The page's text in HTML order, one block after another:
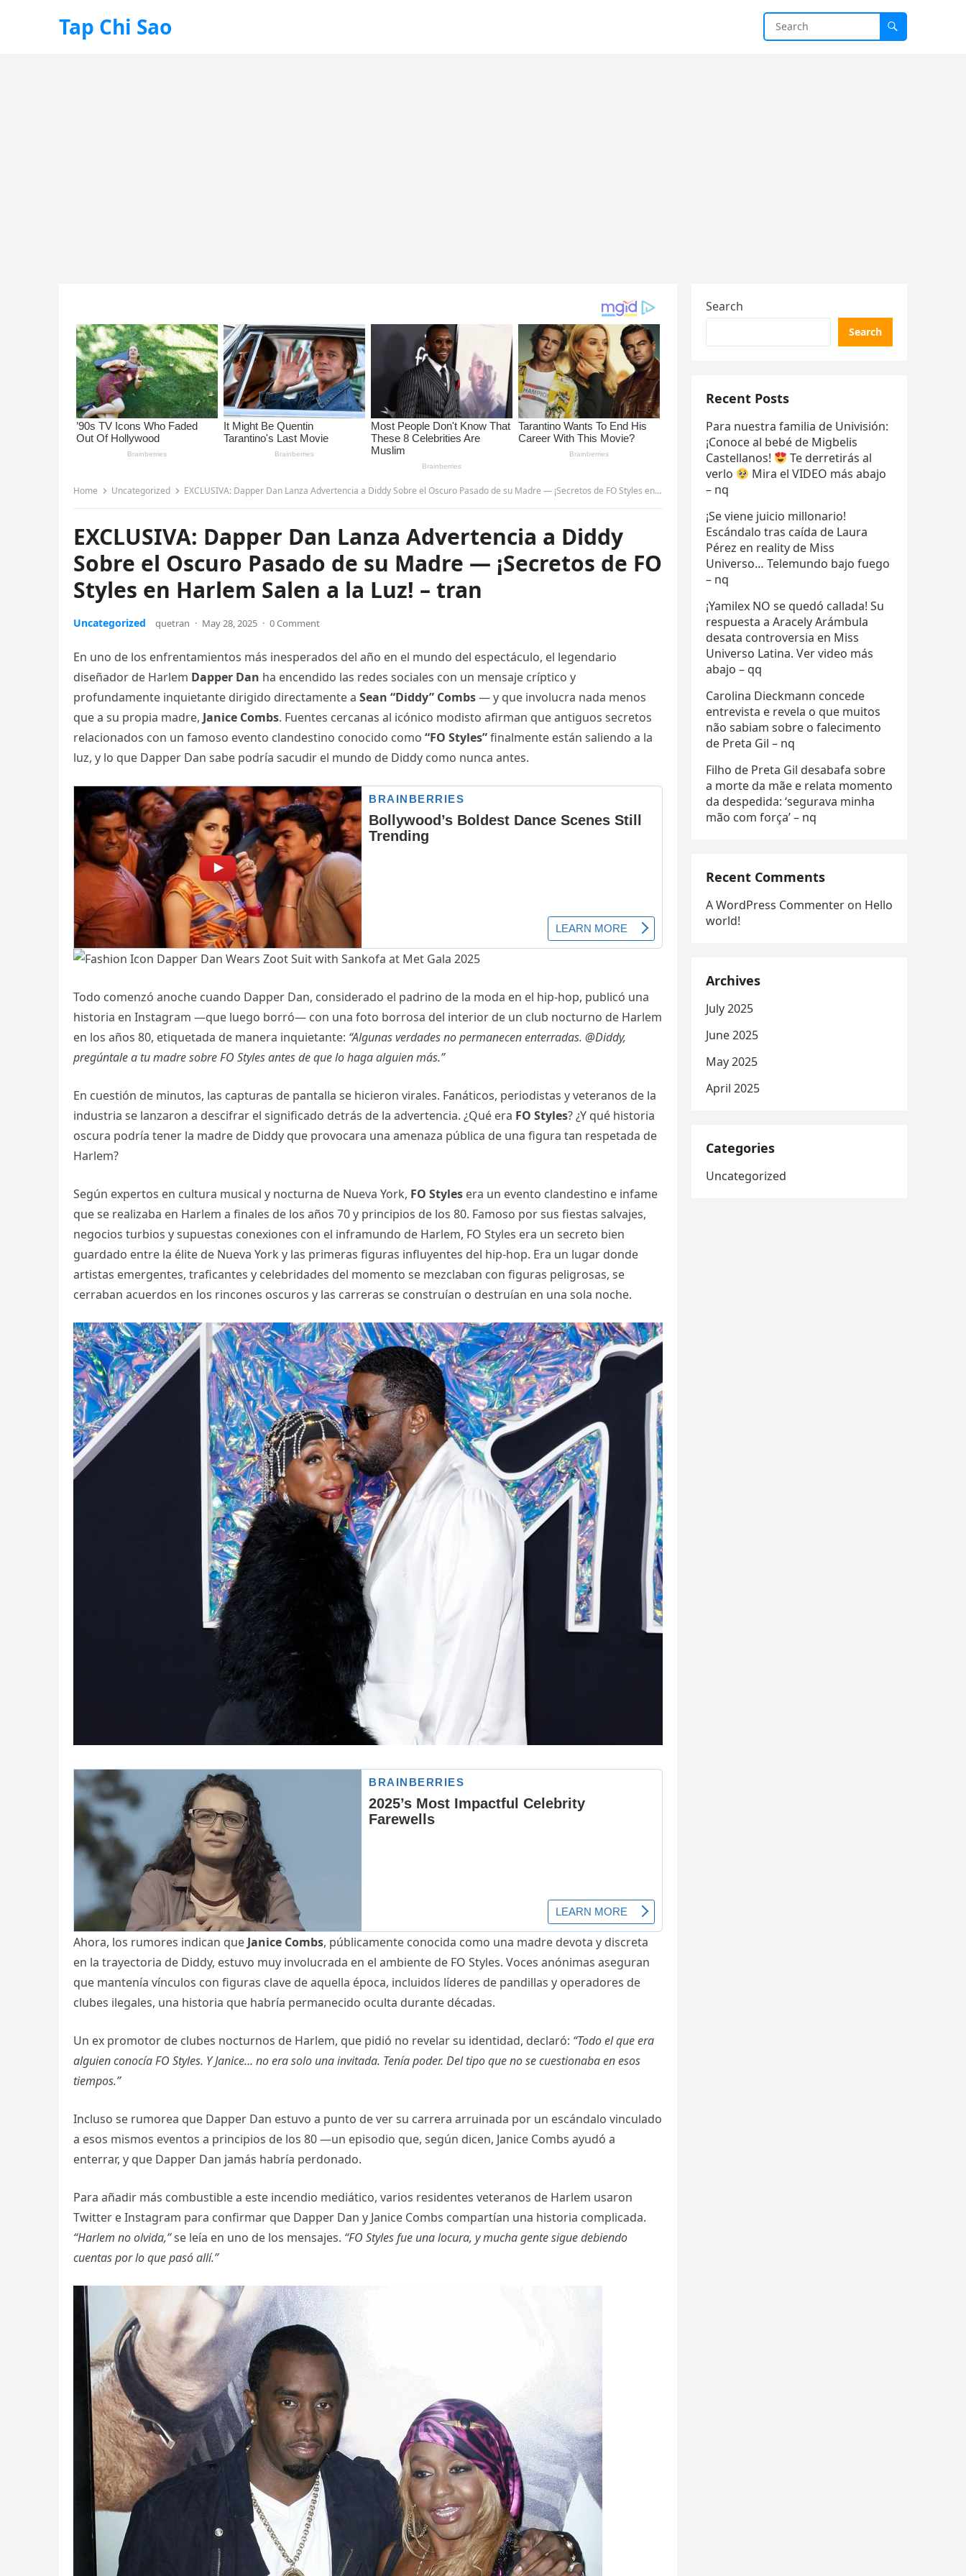
Tap Chi Sao
Home Uncategorized EXCLUSIVA: Dapper Dan Lanza Advertencia a Diddy Sobre el Oscuro Pasado de su Madre — ¡Secretos de FO Styles en Harlem Salen a la Luz! – tran
EXCLUSIVA: Dapper Dan Lanza Advertencia a Diddy
Sobre el Oscuro Pasado de su Madre — ¡Secretos de FO
Styles en Harlem Salen a la Luz! – tran
Uncategorized quetran · May 28, 2025 · 0 Comment
En uno de los enfrentamientos más inesperados del año en el mundo del espectáculo, el legendario
diseñador de Harlem Dapper Dan ha encendido las redes sociales con un mensaje críptico y
profundamente inquietante dirigido directamente a Sean “Diddy” Combs— y que involucra nada menos
que a su propia madre, Janice Combs. Fuentes cercanas al icónico modisto afirman que antiguos secretos
relacionados con un famoso evento clandestino conocido como “FO Styles”finalmente están saliendo a la
luz, y lo que Dapper Dan sabe podría sacudir el mundo de Diddy como nunca antes.
Todo comenzó anoche cuando Dapper Dan, considerado el padrino de la moda en el hip-hop, publicó una
historia en Instagram —que luego borró— con una foto borrosa del interior de un club nocturno de Harlem
en los años 80, etiquetada de manera inquietante: “Algunas verdades no permanecen enterradas. @Diddy,
pregúntale a tu madre sobre FO Styles antes de que lo haga alguien más.”
En cuestión de minutos, las capturas de pantalla se hicieron virales. Fanáticos, periodistas y veteranos de la
industria se lanzaron a descifrar el significado detrás de la advertencia. ¿Qué era FO Styles? ¿Y qué historia
oscura podría tener la madre de Diddy que provocara una amenaza pública de una figura tan respetada de
Harlem?
Según expertos en cultura musical y nocturna de Nueva York, FO Styles era un evento clandestino e infame
que se realizaba en Harlem a finales de los años 70 y principios de los 80. Famoso por sus fiestas salvajes,
negocios turbios y supuestas conexiones con el inframundo de Harlem, FO Styles era un secreto bien
guardado entre la élite de Nueva York y las primeras figuras influyentes del hip-hop. Era un lugar donde
artistas emergentes, traficantes y celebridades del momento se mezclaban con figuras peligrosas, se
cerraban acuerdos en los rincones oscuros y las carreras se construían o destruían en una sola noche.
Ahora, los rumores indican que Janice Combs, públicamente conocida como una madre devota y discreta
en la trayectoria de Diddy, estuvo muy involucrada en el ambiente de FO Styles. Voces anónimas aseguran
que mantenía vínculos con figuras clave de aquella época, incluidos líderes de pandillas y operadores de
clubes ilegales, una historia que habría permanecido oculta durante décadas.
Un ex promotor de clubes nocturnos de Harlem, que pidió no revelar su identidad, declaró: “Todo el que era
alguien conocía FO Styles. Y Janice… no era solo una invitada. Tenía poder. Del tipo que no se cuestionaba en esos
tiempos.”
Incluso se rumorea que Dapper Dan estuvo a punto de ver su carrera arruinada por un escándalo vinculado
a esos mismos eventos a principios de los 80 —un episodio que, según dicen, Janice Combs ayudó a
enterrar, y que Dapper Dan jamás habría perdonado.
Para añadir más combustible a este incendio mediático, varios residentes veteranos de Harlem usaron
Twitter e Instagram para confirmar que Dapper Dan y Janice Combs compartían una historia complicada.
“Harlem no olvida,”se leía en uno de los mensajes. “FO Styles fue una locura, y mucha gente sigue debiendo
cuentas por lo que pasó allí.”
Search
Search
Recent Posts
Para nuestra familia de Univisión:
¡Conoce al bebé de Migbelis
Castellanos!
Te derretirás al
verlo
Mira el VIDEO más abajo
– nq
¡Se viene juicio millonario!
Escándalo tras caída de Laura
Pérez en reality de Miss
Universo… Telemundo bajo fuego
– nq
¡Yamilex NO se quedó callada! Su
respuesta a Aracely Arámbula
desata controversia en Miss
Universo Latina. Ver video más
abajo – qq
Carolina Dieckmann concede
entrevista e revela o que muitos
não sabiam sobre o falecimento
de Preta Gil – nq
Filho de Preta Gil desabafa sobre
a morte da mãe e relata momento
da despedida: ‘segurava minha
mão com força’ – nq
Recent Comments
A WordPress Commenter on Hello
world!
Archives
July 2025
June 2025
May 2025
April 2025
Categories
Uncategorized